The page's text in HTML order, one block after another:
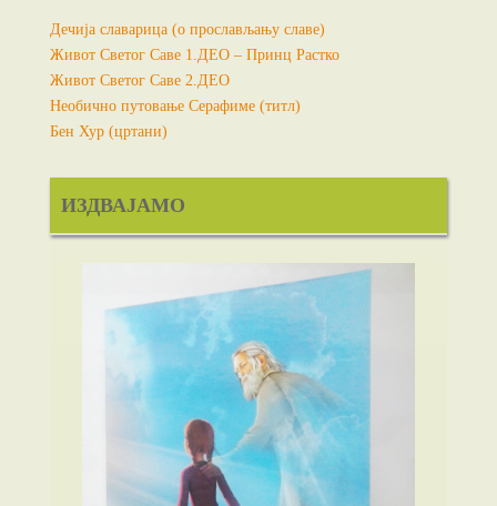
Дечија славарица (о прослављању славе)
Живот Светог Саве 1.ДЕО – Принц Растко
Живот Светог Саве 2.ДЕО
Необично путовање Серафиме (титл)
Бен Хур (цртани)
ИЗДВАЈАМО